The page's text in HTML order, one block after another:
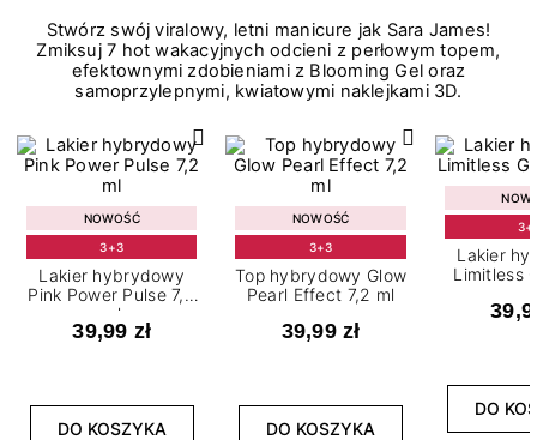
Stwórz swój viralowy, letni manicure jak Sara James!
Zmiksuj 7 hot wakacyjnych odcieni z perłowym topem,
efektownymi zdobieniami z Blooming Gel oraz
samoprzylepnymi, kwiatowymi naklejkami 3D.
NOWOŚĆ
3+3
Lakier hybrydowy
Pink Power Pulse 7,2
ml
39,99 zł
DO KOSZYKA
NOWOŚĆ
3+3
Top hybrydowy Glow
Pearl Effect 7,2 ml
39,99 zł
DO KOSZYKA
Lakier
Limitless
DO